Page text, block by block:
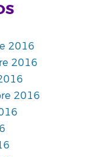
2016
2016
2016